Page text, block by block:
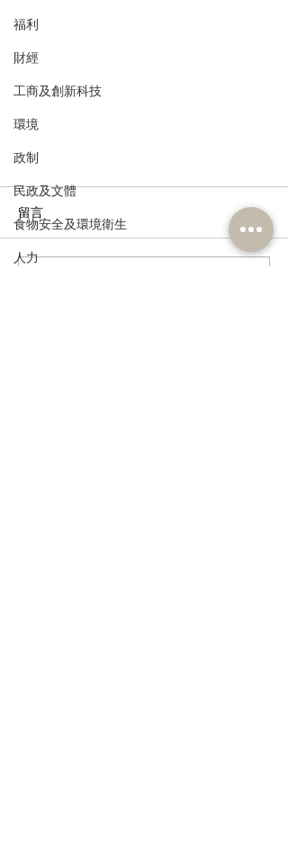
福利
財經
工商及創新科技
環境
政制
民政及文體
食物安全及環境衛生
人力
留言